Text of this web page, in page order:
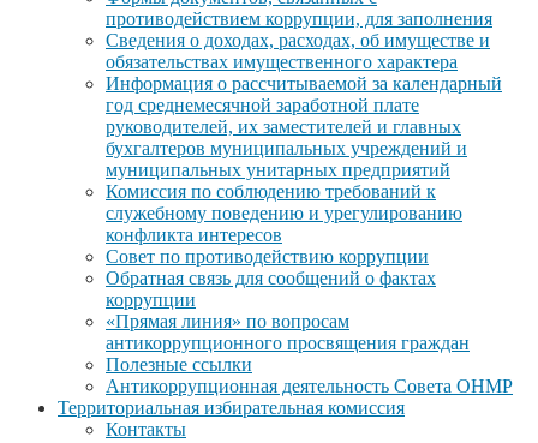
противодействием коррупции, для заполнения
Сведения о доходах, расходах, об имуществе и
обязательствах имущественного характера
Информация о рассчитываемой за календарный
год среднемесячной заработной плате
руководителей, их заместителей и главных
бухгалтеров муниципальных учреждений и
муниципальных унитарных предприятий
Комиссия по соблюдению требований к
служебному поведению и урегулированию
конфликта интересов
Совет по противодействию коррупции
Обратная связь для сообщений о фактах
коррупции
«Прямая линия» по вопросам
антикоррупционного просвящения граждан
Полезные ссылки
Антикоррупционная деятельность Совета ОНМР
Территориальная избирательная комиссия
Контакты